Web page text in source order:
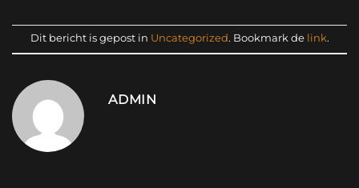
Dit bericht is gepost in Uncategorized. Bookmark de link.
ADMIN